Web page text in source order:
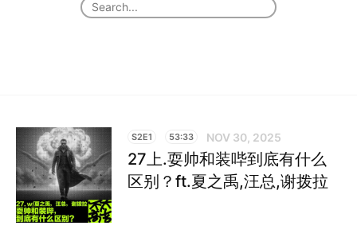
S2E1 53:33 NOV 30, 2025
27上.耍帅和装哔到底有什么
区别？ft.夏之禹,汪总,谢拨拉